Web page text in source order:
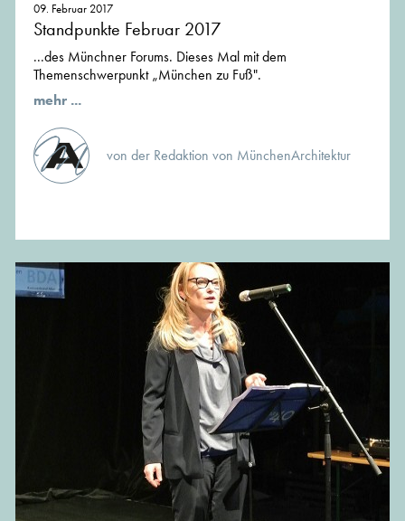
09. Februar 2017
Standpunkte Februar 2017
...des Münchner Forums. Dieses Mal mit dem
Themenschwerpunkt „München zu Fuß".
mehr ...
von der Redaktion von MünchenArchitektur